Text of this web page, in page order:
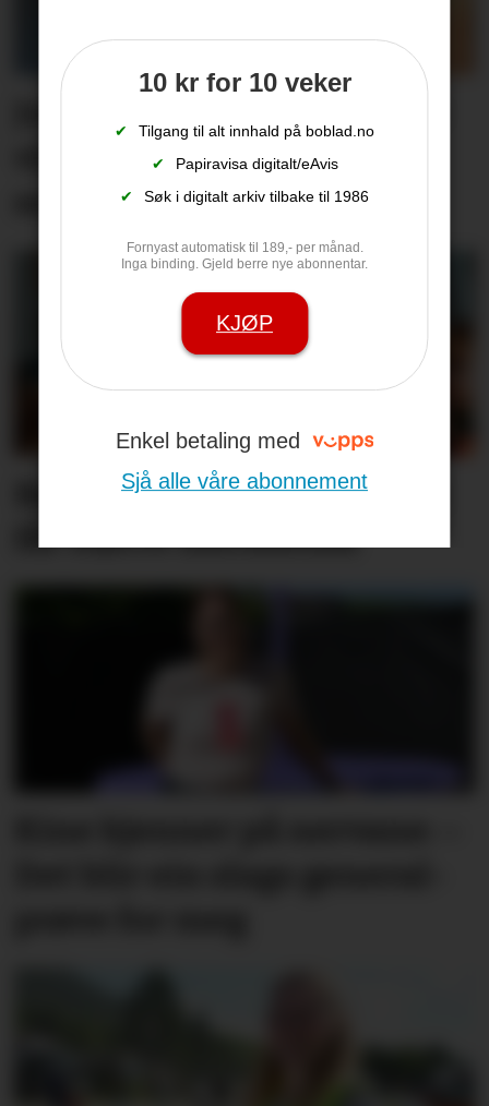
10 kr for 10 veker
✔
Tilgang til alt innhald på boblad.no
✔
Papiravisa digitalt/eAvis
✔
Søk i digitalt arkiv tilbake til 1986
Fornyast automatisk til 189,- per månad.
Inga binding. Gjeld berre nye abonnentar.
KJØP
Enkel betaling med
Sjå alle våre abonnement
vil sjå: – Har redda
sommaren
Barn sin tryggleik på nett
får større merksemd